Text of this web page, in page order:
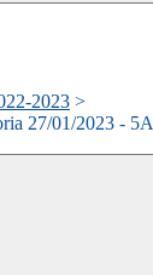
2023 >
27/01/2023 -